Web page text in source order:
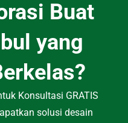
Buat
yang
Konsultasi GRATIS
solusi desain